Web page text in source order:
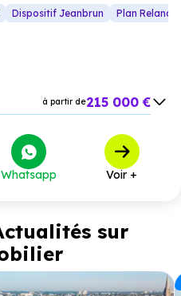
locatif, dans un
Dispositif Jeanbrun Plan Relance
à partir de215 000 €
à partir de 410 000 €
Whatsapp Voir +
sur